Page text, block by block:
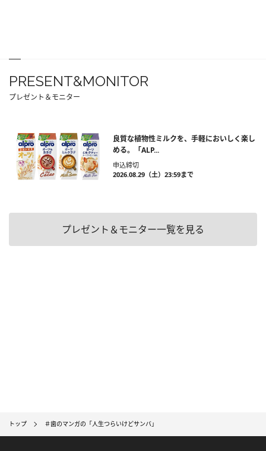
PRESENT&MONITOR
プレゼント＆モニター
良質な植物性ミルクを、手軽においしく楽し
める。「ALP...
申込締切
2026.08.29（土）23:59まで
プレゼント＆モニター一覧を見る
トップ ＃歯のマンガの「人生つらいけどサンバ」